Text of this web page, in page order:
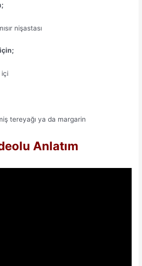
nişastası
içi
tereyağı ya da margarin
Anlatım